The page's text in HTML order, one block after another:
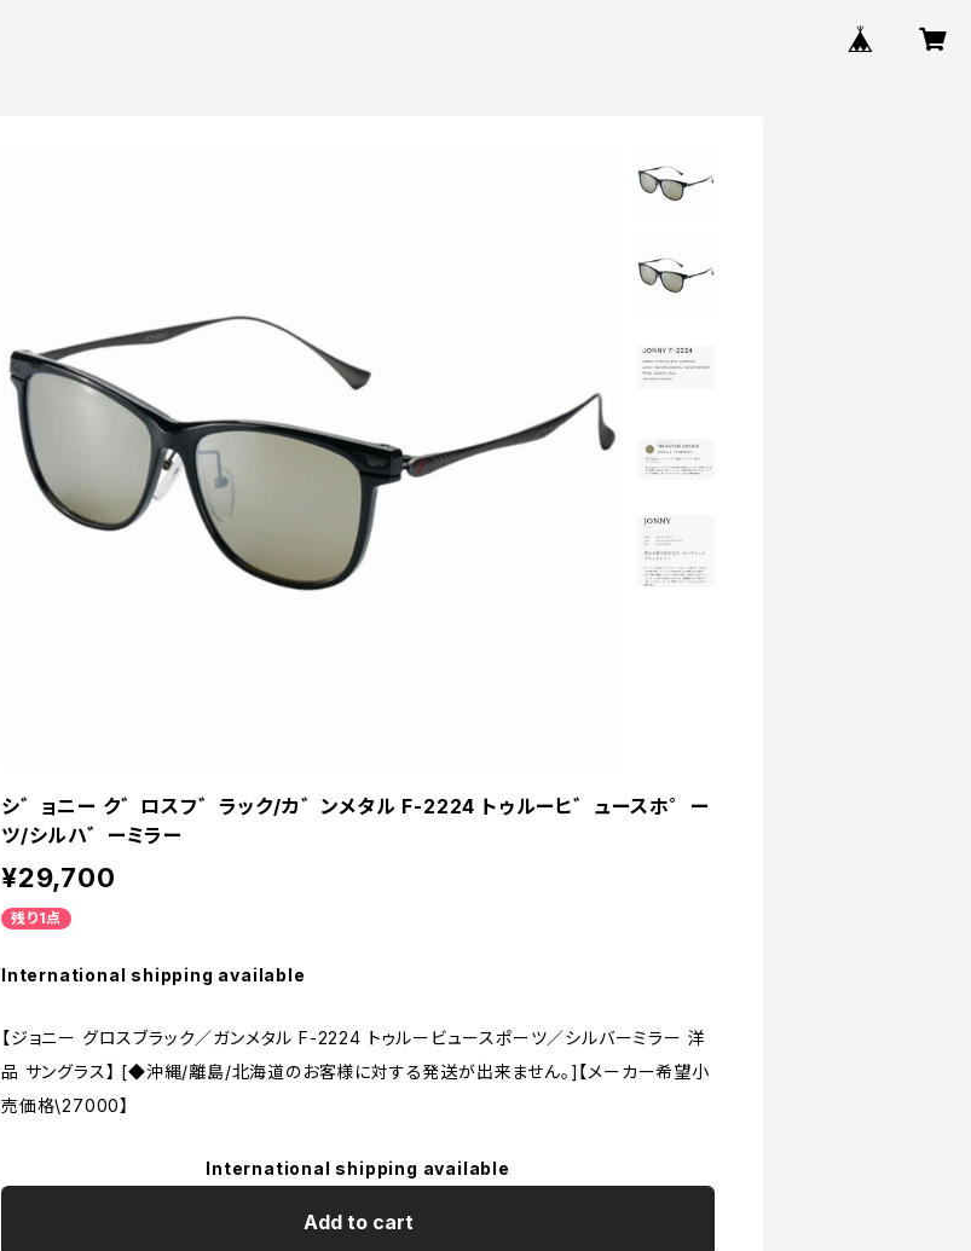
シ゛ョニー ク゛ロスフ゛ラック/カ゛ンメタル F-2224 トゥルーヒ゛ュースホ゜ー
ツ/シルハ゛ーミラー
¥29,700
残り1点
International shipping available
【ジョニー グロスブラック／ガンメタル F-2224 トゥルービュースポーツ／シルバーミラー 洋
品 サングラス】 [◆沖縄/離島/北海道のお客様に対する発送が出来ません。]【メーカー希望小
売価格\27000】
International shipping available
Add to cart